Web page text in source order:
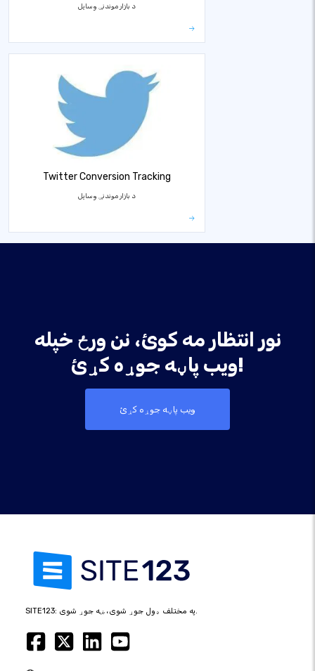
د بازار موندنې وسایل
Twitter Conversion Tracking
د بازار موندنې وسایل
نور انتظار مه کوئ، نن ورځ خپله
ویب پاڼه جوړه کړئ!
ویب پاڼه جوړه کړئ
SITE123: په مختلف ډول جوړ شوی، ښه جوړ شوی.